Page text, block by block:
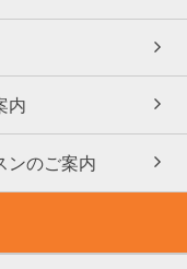
内
のご案内